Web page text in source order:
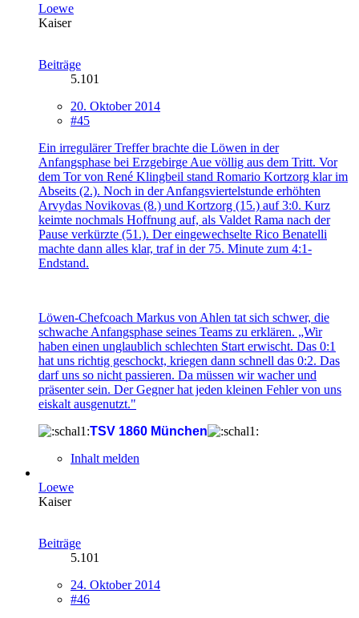
Loewe
Kaiser
Beiträge
5.101
20. Oktober 2014
#45
Ein irregulärer Treffer brachte die Löwen in der
Anfangsphase bei Erzgebirge Aue völlig aus dem Tritt. Vor
dem Tor von René Klingbeil stand Romario Kortzorg klar im
Abseits (2.). Noch in der Anfangsviertelstunde erhöhten
Arvydas Novikovas (8.) und Kortzorg (15.) auf 3:0. Kurz
keimte nochmals Hoffnung auf, als Valdet Rama nach der
Pause verkürzte (51.). Der eingewechselte Rico Benatelli
machte dann alles klar, traf in der 75. Minute zum 4:1-
Endstand.
Löwen-Chefcoach Markus von Ahlen tat sich schwer, die
schwache Anfangsphase seines Teams zu erklären. „Wir
haben einen unglaublich schlechten Start erwischt. Das 0:1
hat uns richtig geschockt, kriegen dann schnell das 0:2. Das
darf uns so nicht passieren. Da müssen wir wacher und
präsenter sein. Der Gegner hat jeden kleinen Fehler von uns
eiskalt ausgenutzt."
TSV 1860 München
Inhalt melden
Loewe
Kaiser
Beiträge
5.101
24. Oktober 2014
#46